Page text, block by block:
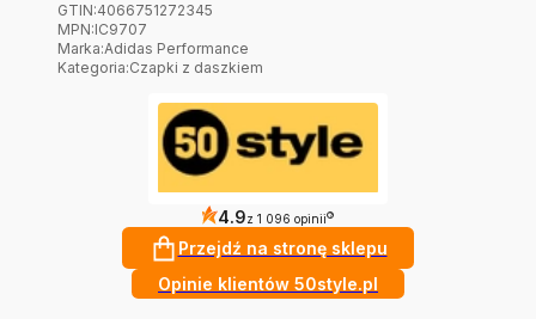
GTIN:4066751272345
MPN:IC9707
Marka:Adidas Performance
Kategoria:Czapki z daszkiem
4.9z 1 096 opinii ?
Przejdź na stronę sklepu
Opinie klientów 50style.pl